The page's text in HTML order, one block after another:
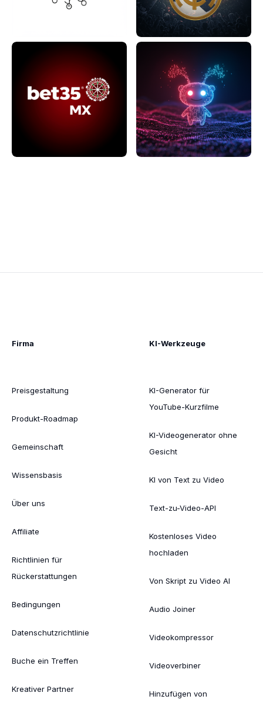
Firma
Preisgestaltung
Produkt-Roadmap
Gemeinschaft
Wissensbasis
Über uns
Affiliate
Richtlinien für
Rückerstattungen
Bedingungen
Datenschutzrichtlinie
Buche ein Treffen
Kreativer Partner
KI-Werkzeuge
KI-Generator für
YouTube-Kurzfilme
KI-Videogenerator ohne
Gesicht
KI von Text zu Video
Text-zu-Video-API
Kostenloses Video
hochladen
Von Skript zu Video AI
Audio Joiner
Videokompressor
Videoverbiner
Hinzufügen von